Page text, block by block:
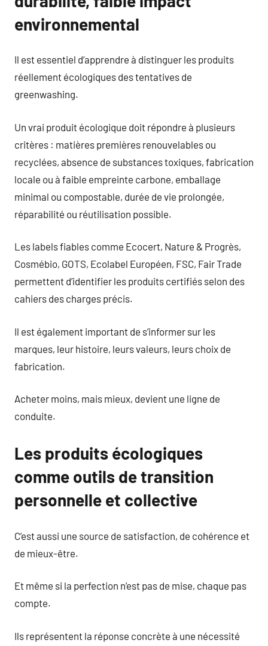
environnemental
Il est essentiel d’apprendre à distinguer les produits
réellement écologiques des tentatives de
greenwashing.
Un vrai produit écologique doit répondre à plusieurs
critères : matières premières renouvelables ou
recyclées, absence de substances toxiques, fabrication
locale ou à faible empreinte carbone, emballage
minimal ou compostable, durée de vie prolongée,
réparabilité ou réutilisation possible.
Les labels fiables comme Ecocert, Nature & Progrès,
Cosmébio, GOTS, Ecolabel Européen, FSC, Fair Trade
permettent d’identifier les produits certifiés selon des
cahiers des charges précis.
Il est également important de s’informer sur les
marques, leur histoire, leurs valeurs, leurs choix de
fabrication.
Acheter moins, mais mieux, devient une ligne de
conduite.
Les produits écologiques
comme outils de transition
personnelle et collective
C’est aussi une source de satisfaction, de cohérence et
de mieux-être.
Et même si la perfection n’est pas de mise, chaque pas
compte.
Ils représentent la réponse concrète à une nécessité